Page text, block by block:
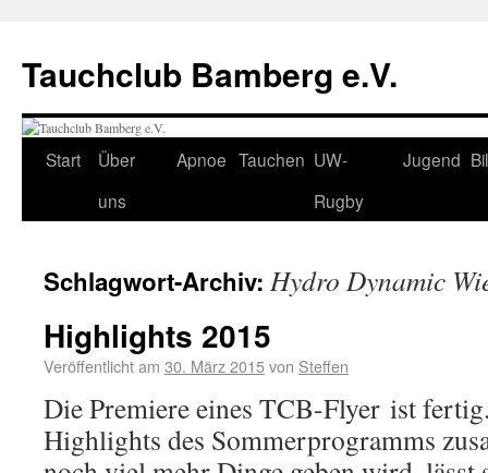
Tauchclub Bamberg e.V.
Start
Über
uns
Apnoe Tauchen UW-
Rugby
Jugend
Schlagwort-Archiv: Hydro Dynamic
Highlights 2015
Veröffentlicht am 30. März 2015von Steffen
Die Premiere eines TCB-Flyer ist
Highlights des Sommerprogramms